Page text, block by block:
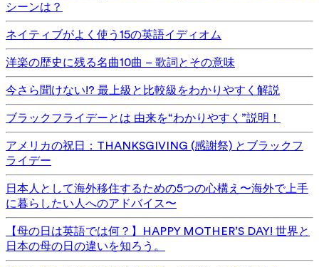
シーンは？
ネイティブがよく使う15の英語イディオム
洋楽の歴史に残る名曲10曲 – 歌詞とその意味
今さら聞けない!? 最上級と比較級をわかりやすく解説
ブラックフライデーとは 由来を“わかりやすく”説明！
アメリカの祝日：THANKSGIVING (感謝祭) とブラックフ
ライデー
日本人として海外移住するための5つの心構え〜海外で上手
に暮らしたい人へのアドバイス〜
【母の日は英語では何？】HAPPY MOTHER’S DAY! 世界と
日本の母の日の違いを知ろう。